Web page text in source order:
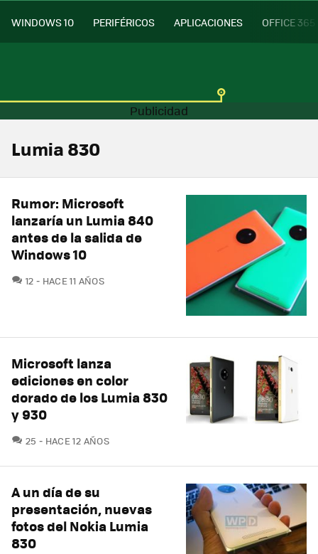
WINDOWS 10 PERIFÉRICOS APLICACIONES OFFICE 365
Lumia 830
Rumor: Microsoft
lanzaría un Lumia 840
antes de la salida de
Windows 10
12 COMENTARIOS
HACE 11 AÑOS
Microsoft lanza
ediciones en color
dorado de los Lumia 830
y 930
25 COMENTARIOS
HACE 12 AÑOS
A un día de su
presentación, nuevas
fotos del Nokia Lumia
830